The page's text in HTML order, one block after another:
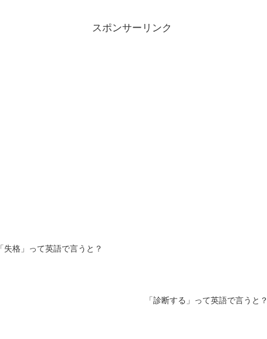
スポンサーリンク
「失格」って英語で言うと？
「診断する」って英語で言うと？